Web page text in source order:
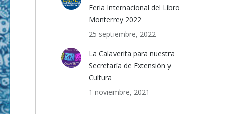
Feria Internacional del Libro
Monterrey 2022
25 septiembre, 2022
La Calaverita para nuestra
Secretaría de Extensión y
Cultura
1 noviembre, 2021